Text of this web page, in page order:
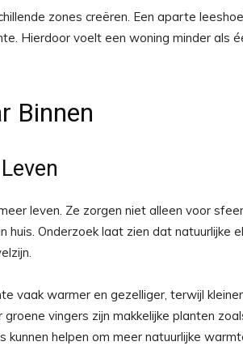
zones creëren. Een aparte
Hierdoor voelt een woning minder als
Binnen
leven. Ze zorgen niet alleen voor
huis. Onderzoek laat zien dat natuurlijke
vaak warmer en gezelliger, terwijl
vingers zijn makkelijke planten
helpen om meer natuurlijke